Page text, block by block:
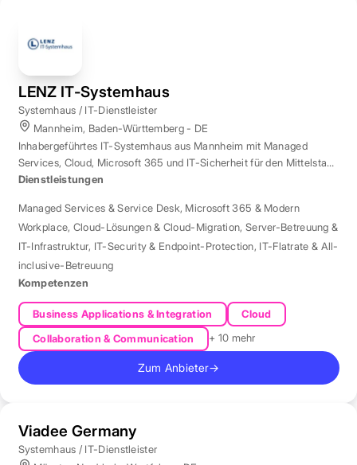
LENZ IT-Systemhaus
Systemhaus / IT-Dienstleister
Mannheim, Baden-Württemberg - DE
Inhabergeführtes IT-Systemhaus aus Mannheim mit Managed
Services, Cloud, Microsoft 365 und IT-Sicherheit für den Mittelstand
der Region Rhein-Neckar.
Dienstleistungen
Managed Services & Service Desk, Microsoft 365 & Modern
Workplace, Cloud-Lösungen & Cloud-Migration, Server-Betreuung &
IT-Infrastruktur, IT-Security & Endpoint-Protection, IT-Flatrate & All-
inclusive-Betreuung
Kompetenzen
Business Applications & Integration
Cloud
Collaboration & Communication
+ 10 mehr
Zum Anbieter→
Viadee Germany
Systemhaus / IT-Dienstleister